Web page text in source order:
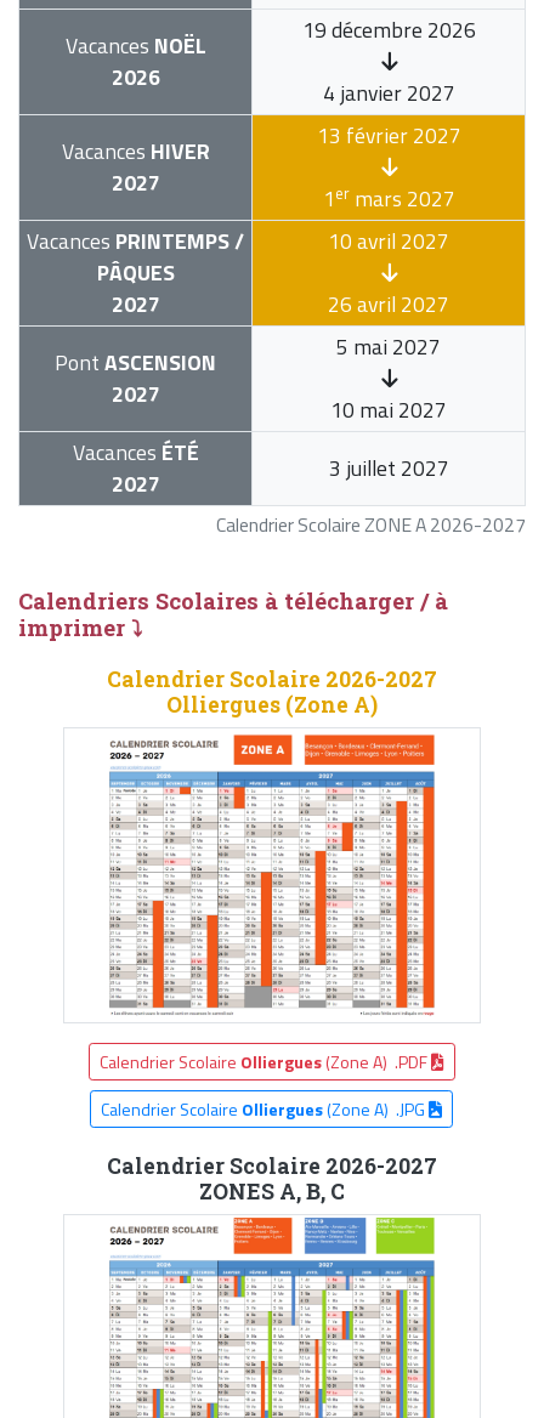
Calendrier Scolaire ZONE A 2026-2027
Vacances NOËL
2026
19 décembre 2026
4 janvier 2027
Vacances HIVER
2027
13 février 2027
1ermars 2027
Vacances PRINTEMPS /
PÂQUES
2027
10 avril 2027
26 avril 2027
PontASCENSION
2027
5 mai 2027
10 mai 2027
Vacances ÉTÉ
2027
3 juillet 2027
Calendriers Scolaires à télécharger / à
imprimer ⤵
Calendrier Scolaire 2026-2027
Olliergues (Zone A)
Calendrier Scolaire Olliergues(Zone A) .PDF
Calendrier Scolaire Olliergues(Zone A) .JPG
Calendrier Scolaire 2026-2027
ZONES A, B, C